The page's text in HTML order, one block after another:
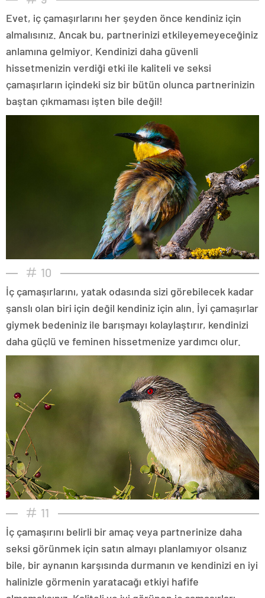
Evet, iç çamaşırlarını her şeyden önce kendiniz için
almalısınız. Ancak bu, partnerinizi etkileyemeyeceğiniz
anlamına gelmiyor. Kendinizi daha güvenli
hissetmenizin verdiği etki ile kaliteli ve seksi
çamaşırların içindeki siz bir bütün olunca partnerinizin
baştan çıkmaması işten bile değil!
10
İç çamaşırlarını, yatak odasında sizi görebilecek kadar
şanslı olan biri için değil kendiniz için alın. İyi çamaşırlar
giymek bedeniniz ile barışmayı kolaylaştırır, kendinizi
daha güçlü ve feminen hissetmenize yardımcı olur.
11
İç çamaşırını belirli bir amaç veya partnerinize daha
seksi görünmek için satın almayı planlamıyor olsanız
bile, bir aynanın karşısında durmanın ve kendinizi en iyi
halinizle görmenin yaratacağı etkiyi hafife